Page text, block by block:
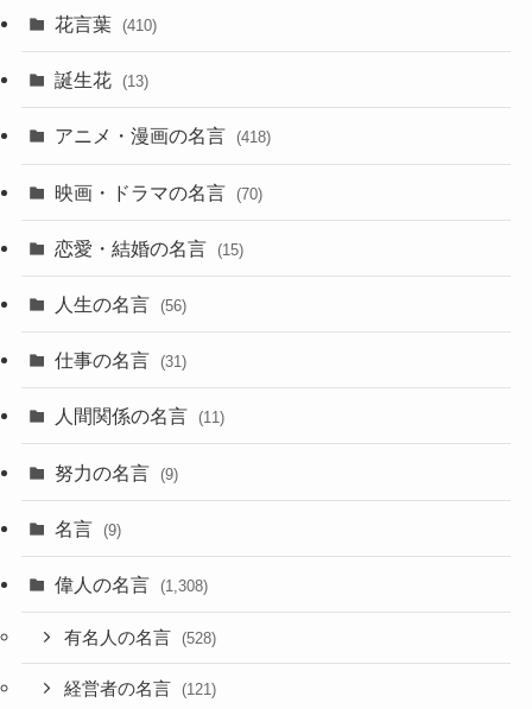
花言葉 (410)
誕生花 (13)
アニメ・漫画の名言 (418)
映画・ドラマの名言 (70)
恋愛・結婚の名言 (15)
人生の名言 (56)
仕事の名言 (31)
人間関係の名言 (11)
努力の名言 (9)
名言 (9)
偉人の名言 (1,308)
有名人の名言 (528)
経営者の名言 (121)